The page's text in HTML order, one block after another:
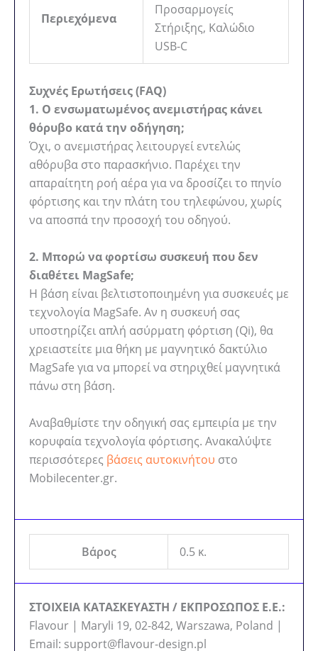
Περιεχόμενα
Προσαρμογείς
Στήριξης, Καλώδιο
USB-C
Συχνές Ερωτήσεις (FAQ)
1. Ο ενσωματωμένος ανεμιστήρας κάνει
θόρυβο κατά την οδήγηση;
Όχι, ο ανεμιστήρας λειτουργεί εντελώς
αθόρυβα στο παρασκήνιο. Παρέχει την
απαραίτητη ροή αέρα για να δροσίζει το πηνίο
φόρτισης και την πλάτη του τηλεφώνου, χωρίς
να αποσπά την προσοχή του οδηγού.
2. Μπορώ να φορτίσω συσκευή που δεν
διαθέτει MagSafe;
Η βάση είναι βελτιστοποιημένη για συσκευές με
τεχνολογία MagSafe. Αν η συσκευή σας
υποστηρίζει απλή ασύρματη φόρτιση (Qi), θα
χρειαστείτε μια θήκη με μαγνητικό δακτύλιο
MagSafe για να μπορεί να στηριχθεί μαγνητικά
πάνω στη βάση.
Αναβαθμίστε την οδηγική σας εμπειρία με την
κορυφαία τεχνολογία φόρτισης. Ανακαλύψτε
περισσότερες βάσεις αυτοκινήτου στο
Mobilecenter.gr.
Βάρος 0.5 κ.
ΣΤΟΙΧΕΙΑ ΚΑΤΑΣΚΕΥΑΣΤΗ / ΕΚΠΡΟΣΩΠΟΣ Ε.Ε.:
Flavour | Maryli 19, 02-842, Warszawa, Poland |
Email: support@flavour-design.pl